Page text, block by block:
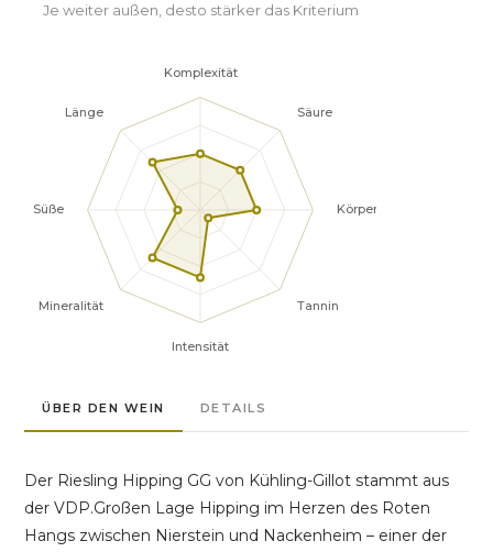
ÜBER DEN WEIN DETAILS
Der Riesling Hipping GG von Kühling-Gillot stammt aus
der VDP.Großen Lage Hipping im Herzen des Roten
Hangs zwischen Nierstein und Nackenheim – einer der
Je weiter außen, desto stärker das Kriterium